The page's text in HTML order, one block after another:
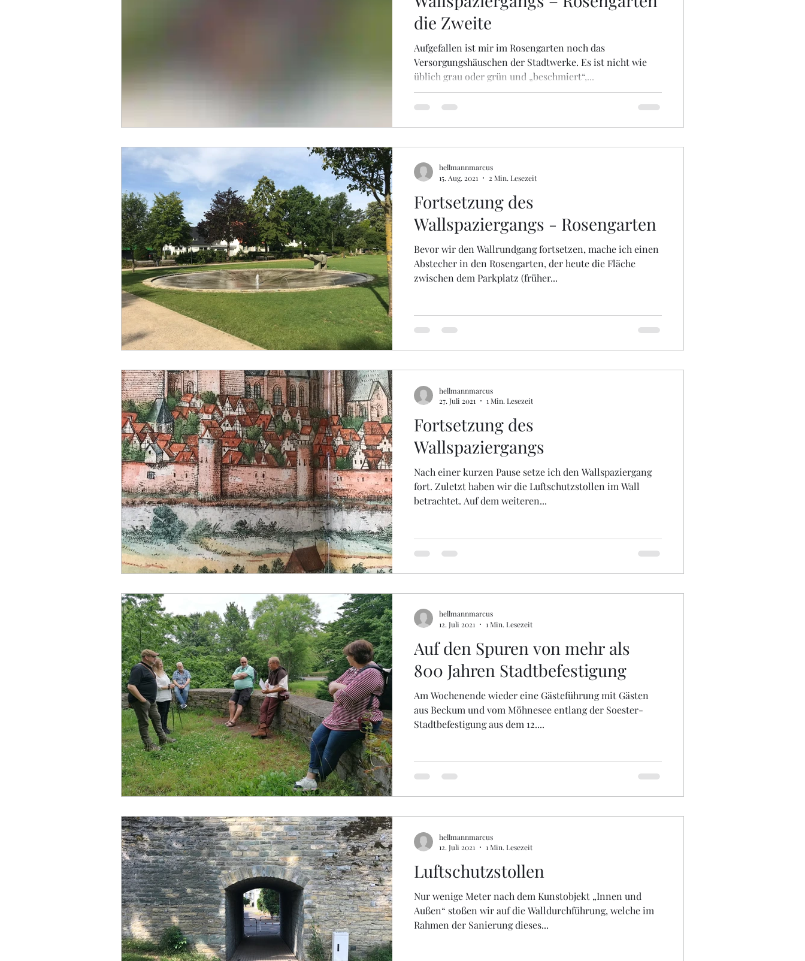
die Zweite
Aufgefallen ist mir im Rosengarten noch das
Versorgungshäuschen der Stadtwerke. Es ist nicht wie
üblich grau oder grün und „beschmiert“,...
Fortsetzung des
Wallspaziergangs - Rosengarten
Bevor wir den Wallrundgang fortsetzen, mache ich einen
Abstecher in den Rosengarten, der heute die Fläche
zwischen dem Parkplatz (früher...
hellmannmarcus
15. Aug. 2021
2 Min. Lesezeit
Fortsetzung des
Wallspaziergangs
Nach einer kurzen Pause setze ich den Wallspaziergang
fort. Zuletzt haben wir die Luftschutzstollen im Wall
betrachtet. Auf dem weiteren...
hellmannmarcus
27. Juli 2021
1 Min. Lesezeit
Auf den Spuren von mehr als
800 Jahren Stadtbefestigung
Am Wochenende wieder eine Gästeführung mit Gästen
aus Beckum und vom Möhnesee entlang der Soester-
Stadtbefestigung aus dem 12....
hellmannmarcus
12. Juli 2021
1 Min. Lesezeit
Luftschutzstollen
Nur wenige Meter nach dem Kunstobjekt „Innen und
Außen“ stoßen wir auf die Walldurchführung, welche im
Rahmen der Sanierung dieses...
hellmannmarcus
12. Juli 2021
1 Min. Lesezeit